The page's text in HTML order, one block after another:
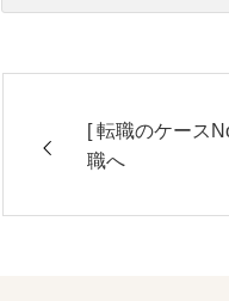
[ 転職のケース
職へ